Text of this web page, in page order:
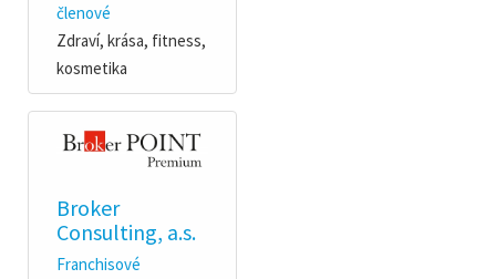
členové
Zdraví, krása, fitness,
kosmetika
Broker
Consulting, a.s.
Franchisové